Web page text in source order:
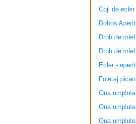
Coji de
Dobos
Drob de miel
Drob de miel
Ecler -
Foietaj
Oua
Oua
Oua